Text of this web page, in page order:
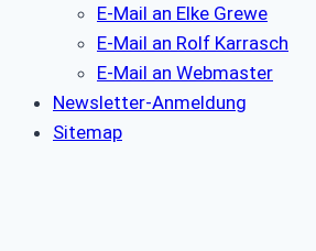
E-Mail an Elke Grewe
E-Mail an Rolf Karrasch
E-Mail an Webmaster
Newsletter-Anmeldung
Sitemap